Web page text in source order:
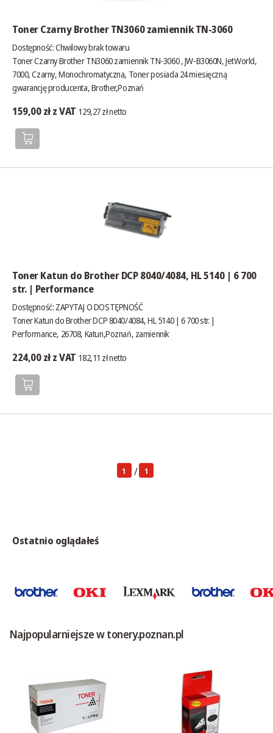
Toner Czarny Brother TN3060 zamiennik TN-3060
Dostępność:Chwilowy brak towaru
Toner Czarny Brother TN3060 zamiennik TN-3060 , JW-B3060N, JetWorld,
7000, Czarny, Monochromatyczna, Toner posiada 24 miesięczną
gwarancję producenta, Brother,Poznań
159,00 zł z VAT 129,27 zł netto
Toner Katun do Brother DCP 8040/4084, HL 5140 | 6 700
str. | Performance
Dostępność: ZAPYTAJ O DOSTĘPNOŚĆ
Toner Katun do Brother DCP 8040/4084, HL 5140 | 6 700 str. |
Performance, 26708, Katun,Poznań, zamiennik
224,00 zł z VAT 182,11 zł netto
1 / 1
Ostatnio oglądałeś
Najpopularniejsze w tonery.poznan.pl